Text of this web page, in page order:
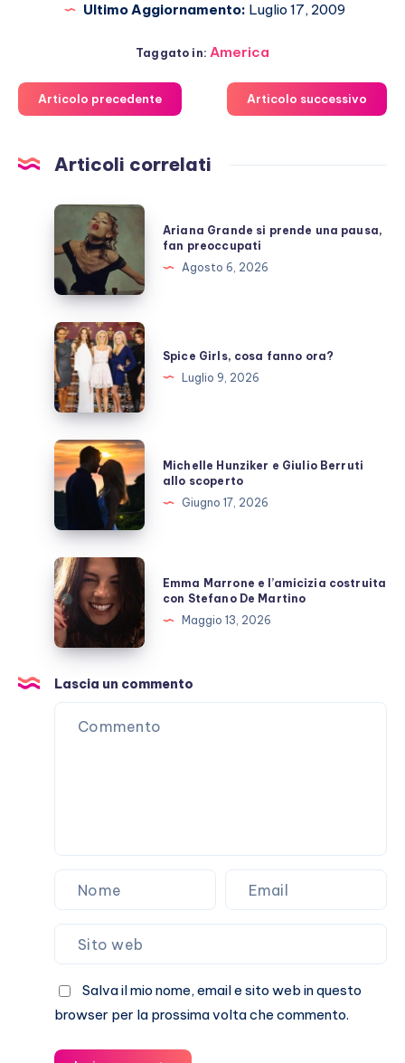
Ultimo Aggiornamento: Luglio 17, 2009
Taggato in: America
Articolo precedente Articolo successivo
Articoli correlati
Ariana
Grande
si
prende
una
pausa,
fan
preoccupati
Ariana Grande si prende una pausa,
fan preoccupati
Agosto 6, 2026
Spice
Girls,
cosa
fanno
ora?
Spice Girls, cosa fanno ora?
Luglio 9, 2026
Michelle
Hunziker
e
Berruti
allo
scoperto
Michelle Hunziker e Giulio Berruti
allo scoperto
Giugno 17, 2026
Emma
Marrone
e
l’amicizia
costruita
con
Stefano
Emma Marrone e l’amicizia costruita
con Stefano De Martino
Maggio 13, 2026
Lascia un commento
Salva il mio nome, email e sito web in questo
browser per la prossima volta che commento.